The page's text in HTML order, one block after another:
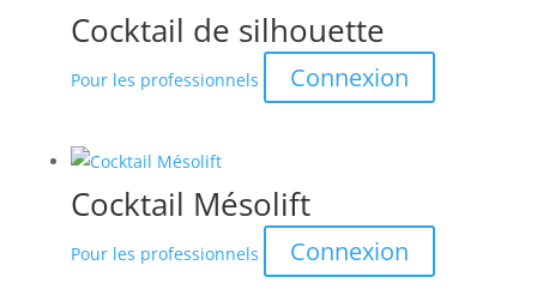
Cocktail de silhouette
Pour les professionnels Connexion
Cocktail Mésolift
Pour les professionnels Connexion